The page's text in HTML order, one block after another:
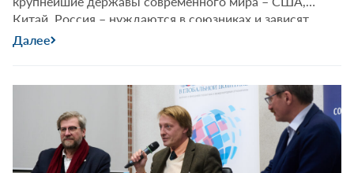
Китай, Россия – нуждаются в союзниках и зависят
от них? Об этом Фёдор Лукьянов поговорит с
состоится…Нужны
враги
с
такими
Далее